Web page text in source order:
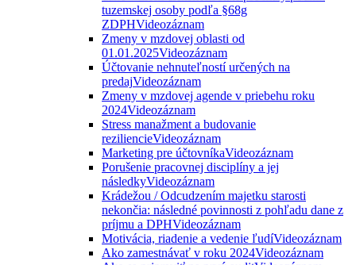
tuzemskej osoby podľa §68g
ZDPHVideozáznam
Zmeny v mzdovej oblasti od
01.01.2025Videozáznam
Účtovanie nehnuteľností určených na
predajVideozáznam
Zmeny v mzdovej agende v priebehu roku
2024Videozáznam
Stress manažment a budovanie
reziliencieVideozáznam
Marketing pre účtovníkaVideozáznam
Porušenie pracovnej disciplíny a jej
následkyVideozáznam
Krádežou / Odcudzením majetku starosti
nekončia: následné povinnosti z pohľadu dane z
príjmu a DPHVideozáznam
Motivácia, riadenie a vedenie ľudíVideozáznam
Ako zamestnávať v roku 2024Videozáznam